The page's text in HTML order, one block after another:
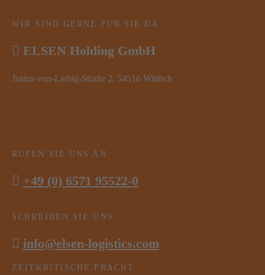
WIR SIND GERNE FÜR SIE DA
ELSEN Holding GmbH
Justus-von-Liebig-Straße 2, 54516 Wittlich
RUFEN SIE UNS AN
+49 (0) 6571 95522-0
SCHREIBEN SIE UNS
info@elsen-logistics.com
ZEITKRITISCHE FRACHT: